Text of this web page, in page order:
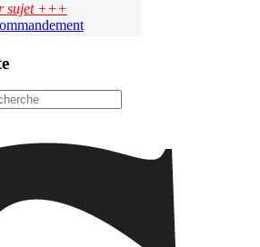
sujet +++